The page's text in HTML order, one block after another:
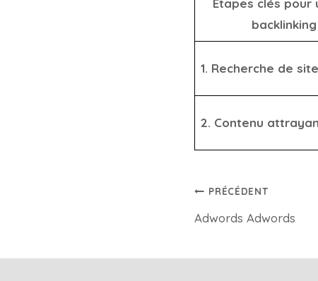
1. Recherche de
2. Contenu
PRÉCÉDENT
Adwords Adwords